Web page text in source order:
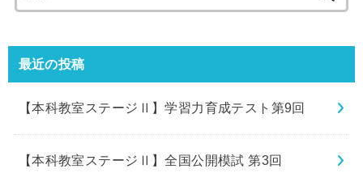
索:
最近の投稿
【本科教室ステージⅡ】学習力育成テスト第9回
【本科教室ステージⅡ】全国公開模試 第3回